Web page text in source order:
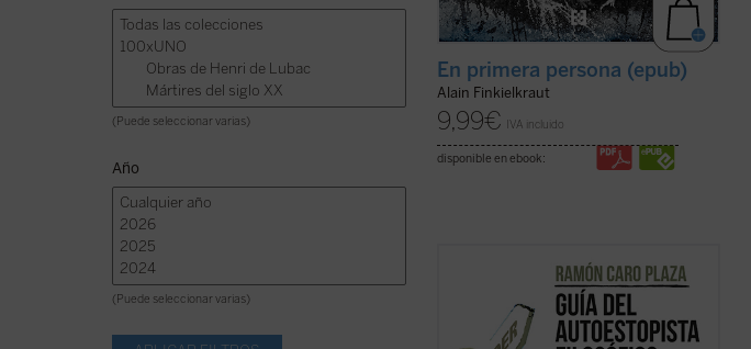
(Puede seleccionar varias)
Año
(Puede seleccionar varias)
En primera persona (epub)
Alain Finkielkraut
9,99€ IVA incluido
disponible en ebook:
Explora este mundo, la realidad que te
rodea y la que te constituye. La obra que
tienes ahora en tus manos pretende
rastrear los enclaves principales en